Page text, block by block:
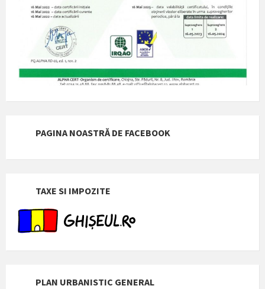
PAGINA NOASTRĂ DE FACEBOOK
TAXE SI IMPOZITE
PLAN URBANISTIC GENERAL